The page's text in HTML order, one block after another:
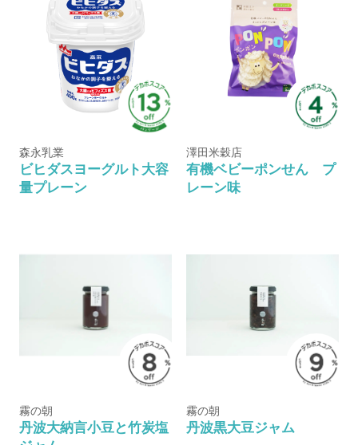
森永乳業
ビヒダスヨーグルト大容
量プレーン
澤田米穀店
有機ベビーポンせん プ
レーン味
霧の朝
丹波大納言小豆と竹炭塩
霧の朝
丹波黒大豆ジャム